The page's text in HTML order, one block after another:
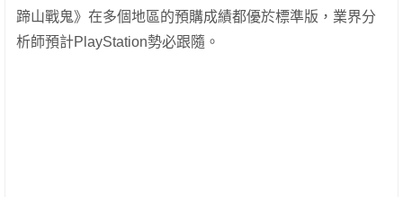
蹄山戰鬼》在多個地區的預購成績都優於標準版，業界分
析師預計PlayStation勢必跟隨。